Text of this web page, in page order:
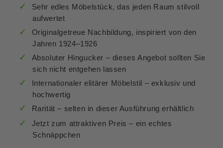
Sehr edles Möbelstück, das jeden Raum stilvoll
aufwertet
Originalgetreue Nachbildung, inspiriert von den
Jahren 1924–1926
Absoluter Hingucker – dieses Angebot sollten Sie
sich nicht entgehen lassen
Internationaler elitärer Möbelstil – exklusiv und
hochwertig
Rarität – selten in dieser Ausführung erhältlich
Jetzt zum attraktiven Preis – ein echtes
Schnäppchen